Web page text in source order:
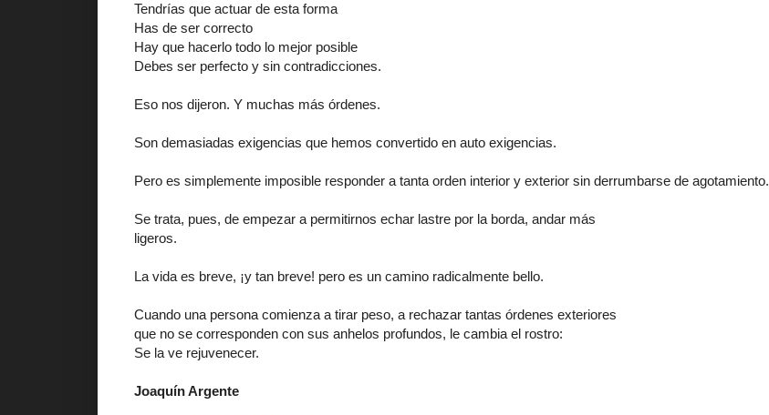
Tendrías que actuar de esta forma
Has de ser correcto
Hay que hacerlo todo lo mejor posible
Debes ser perfecto y sin contradicciones.
Eso nos dijeron. Y muchas más órdenes.
Son demasiadas exigencias que hemos convertido en auto exigencias.
Pero es simplemente imposible responder a tanta orden interior y exterior sin derrumbarse de agotamiento.
Se trata, pues, de empezar a permitirnos echar lastre por la borda, andar más
ligeros.
La vida es breve, ¡y tan breve! pero es un camino radicalmente bello.
Cuando una persona comienza a tirar peso, a rechazar tantas órdenes exteriores
que no se corresponden con sus anhelos profundos, le cambia el rostro:
Se la ve rejuvenecer.
Joaquín Argente